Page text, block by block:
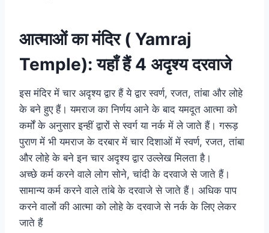
आत्माओं का मंदिर ( Yamraj
Temple): यहाँ हैं 4 अदृश्य दरवाजे
इस मंदिर में चार अदृश्य द्वार हैं ये द्वार स्वर्ण, रजत, तांबा और लोहे
के बने हुए हैं। यमराज का निर्णय आने के बाद यमदूत आत्मा को
कर्मों के अनुसार इन्हीं द्वारों से स्वर्ग या नर्क में ले जाते हैं। गरूड़
पुराण में भी यमराज के दरबार में चार दिशाओं में स्वर्ण, रजत, तांबा
और लोहे के बने इन चार अदृश्य द्वार उल्लेख मिलता है।
अच्छे कर्म करने वाले लोग सोने, चांदी के दरवाजे से जाते हैं।
सामान्य कर्म करने वाले तांबे के दरवाजे से जाते हैं। अधिक पाप
करने वालों की आत्मा को लोहे के दरवाजे से नर्क के लिए लेकर
जाते हैं